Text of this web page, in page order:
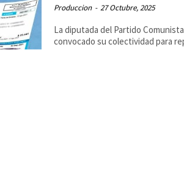
Produccion - 27 Octubre, 2025
La diputada del Partido
convocado su colectividad para